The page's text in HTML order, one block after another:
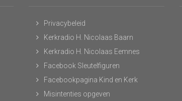
Privacybeleid
Kerkradio H. Nicolaas Baarn
Kerkradio H. Nicolaas Eemnes
Facebook Sleutelfiguren
Facebookpagina Kind en Kerk
Misintenties opgeven